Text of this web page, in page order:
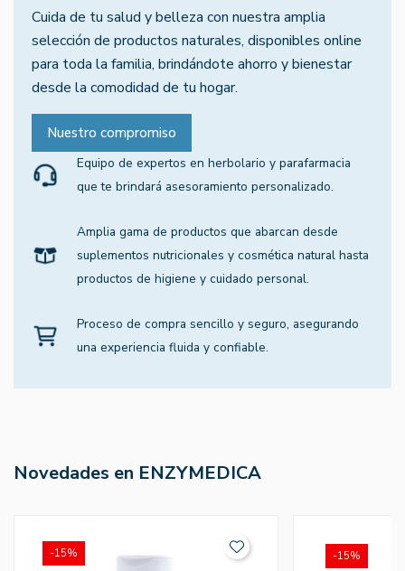
Cuida de tu salud y belleza con nuestra amplia
selección de productos naturales, disponibles online
para toda la familia, brindándote ahorro y bienestar
desde la comodidad de tu hogar.
Nuestro compromiso
Equipo de expertos en herbolario y parafarmacia
que te brindará asesoramiento personalizado.
Amplia gama de productos que abarcan desde
suplementos nutricionales y cosmética natural hasta
productos de higiene y cuidado personal.
Proceso de compra sencillo y seguro, asegurando
una experiencia fluida y confiable.
Novedades en ENZYMEDICA
-15% -15%